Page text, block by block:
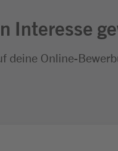
Interesse
deine Online-